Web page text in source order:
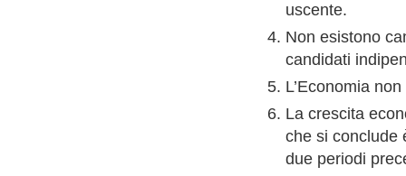
uscente.
Non esistono
candidati
L’Economia
La crescita
che si conclude
due periodi